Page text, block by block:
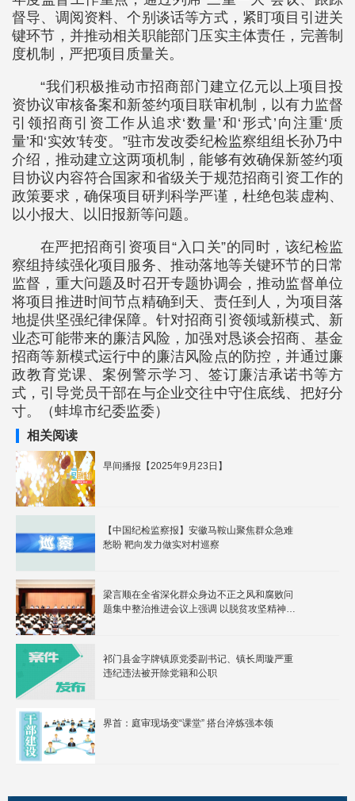
督导、调阅资料、个别谈话等方式，紧盯项目引进关
键环节，并推动相关职能部门压实主体责任，完善制
度机制，严把项目质量关。
“我们积极推动市招商部门建立亿元以上项目投
资协议审核备案和新签约项目联审机制，以有力监督
引领招商引资工作从追求‘数量’和‘形式’向注重‘质
量’和‘实效’转变。”驻市发改委纪检监察组组长孙乃中
介绍，推动建立这两项机制，能够有效确保新签约项
目协议内容符合国家和省级关于规范招商引资工作的
政策要求，确保项目研判科学严谨，杜绝包装虚构、
以小报大、以旧报新等问题。
在严把招商引资项目“入口关”的同时，该纪检监
察组持续强化项目服务、推动落地等关键环节的日常
监督，重大问题及时召开专题协调会，推动监督单位
将项目推进时间节点精确到天、责任到人，为项目落
地提供坚强纪律保障。针对招商引资领域新模式、新
业态可能带来的廉洁风险，加强对恳谈会招商、基金
招商等新模式运行中的廉洁风险点的防控，并通过廉
政教育党课、案例警示学习、签订廉洁承诺书等方
式，引导党员干部在与企业交往中守住底线、把好分
寸。（蚌埠市纪委监委）
相关阅读
早间播报【2025年9月23日】
【中国纪检监察报】安徽马鞍山聚焦群众急难
愁盼 靶向发力做实对村巡察
梁言顺在全省深化群众身边不正之风和腐败问
题集中整治推进会议上强调 以脱贫攻坚精神大
祁门县金字牌镇原党委副书记、镇长周璇严重
违纪违法被开除党籍和公职
界首：庭审现场变“课堂” 搭台淬炼强本领